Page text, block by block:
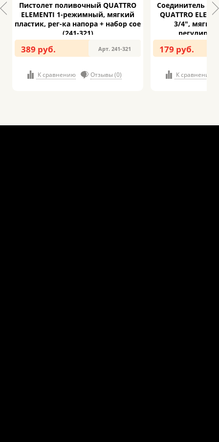
Пистолет поливочный QUATTRO
ELEMENTI 1-режимный, мягкий
пластик, рег-ка напора + набор сое
(241-321)
389 руб. Арт. 241-321
К сравнению Отзывы (0)
Соединитель
QUATTRO
3/4",
179 руб.
К сравнению